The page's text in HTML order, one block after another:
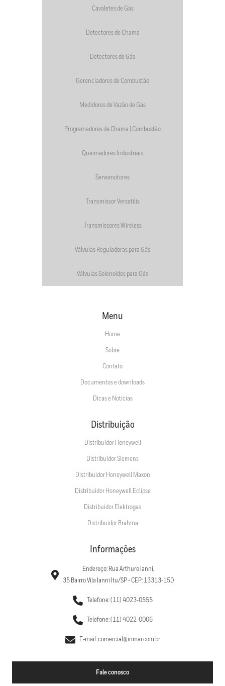
Cavaletes de Gás
Detectores de Chama
Detectores de Gás
Gerenciadores de Combustão
Medidores de Vazão de Gás
Programadores de Chama | Combustão
Queimadores Industriais
Servomotores
Transmissor Versatilis
Transmissores Wireless
Válvulas Reguladoras para Gás
Válvulas Solenoides para Gás
Menu
Home
Sobre
Contato
Documentos e downloads
Dicas e Notícias
Distribuição
Distribuidor Honeywell
Distribuidor Siemens
Distribuidor Honeywell Maxon
Distribuidor Honeywell Eclipse
Distribuidor Elektrogas
Distribuidor Brahma
Informações
Endereço: Rua Arthuro Ianni,
35 Bairro Vila Ianni Itu/SP - CEP: 13313-150
Telefone: (11) 4023-0555
Telefone: (11) 4022-0006
E-mail: comercial@inmar.com.br
Fale conosco